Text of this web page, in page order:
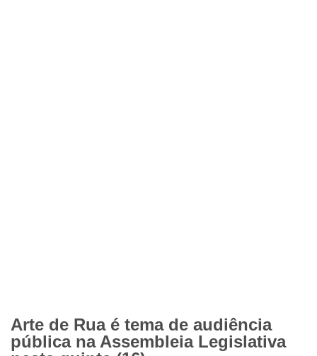
Arte de Rua é tema de audiência
pública na Assembleia Legislativa